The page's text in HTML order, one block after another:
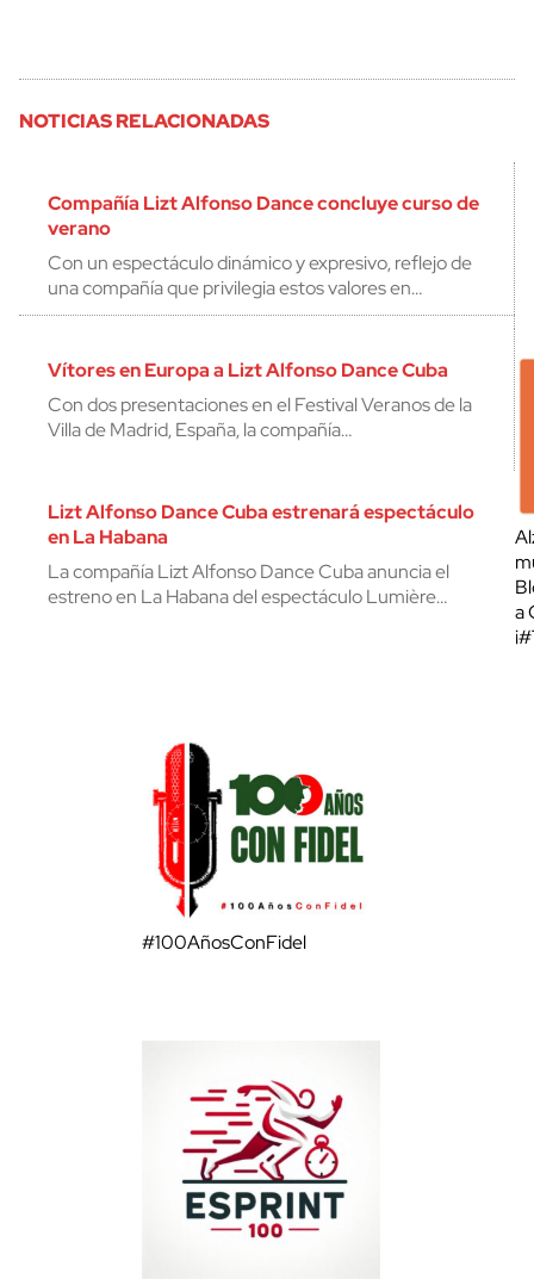
NOTICIAS RELACIONADAS
Compañía Lizt Alfonso Dance concluye curso de
verano
Con un espectáculo dinámico y expresivo, reflejo de
una compañía que privilegia estos valores en…
Vítores en Europa a Lizt Alfonso Dance Cuba
Con dos presentaciones en el Festival Veranos de la
Villa de Madrid, España, la compañía…
Lizt Alfonso Dance Cuba estrenará espectáculo
en La Habana
La compañía Lizt Alfonso Dance Cuba anuncia el
estreno en La Habana del espectáculo Lumière…
a
#100AñosConFidel